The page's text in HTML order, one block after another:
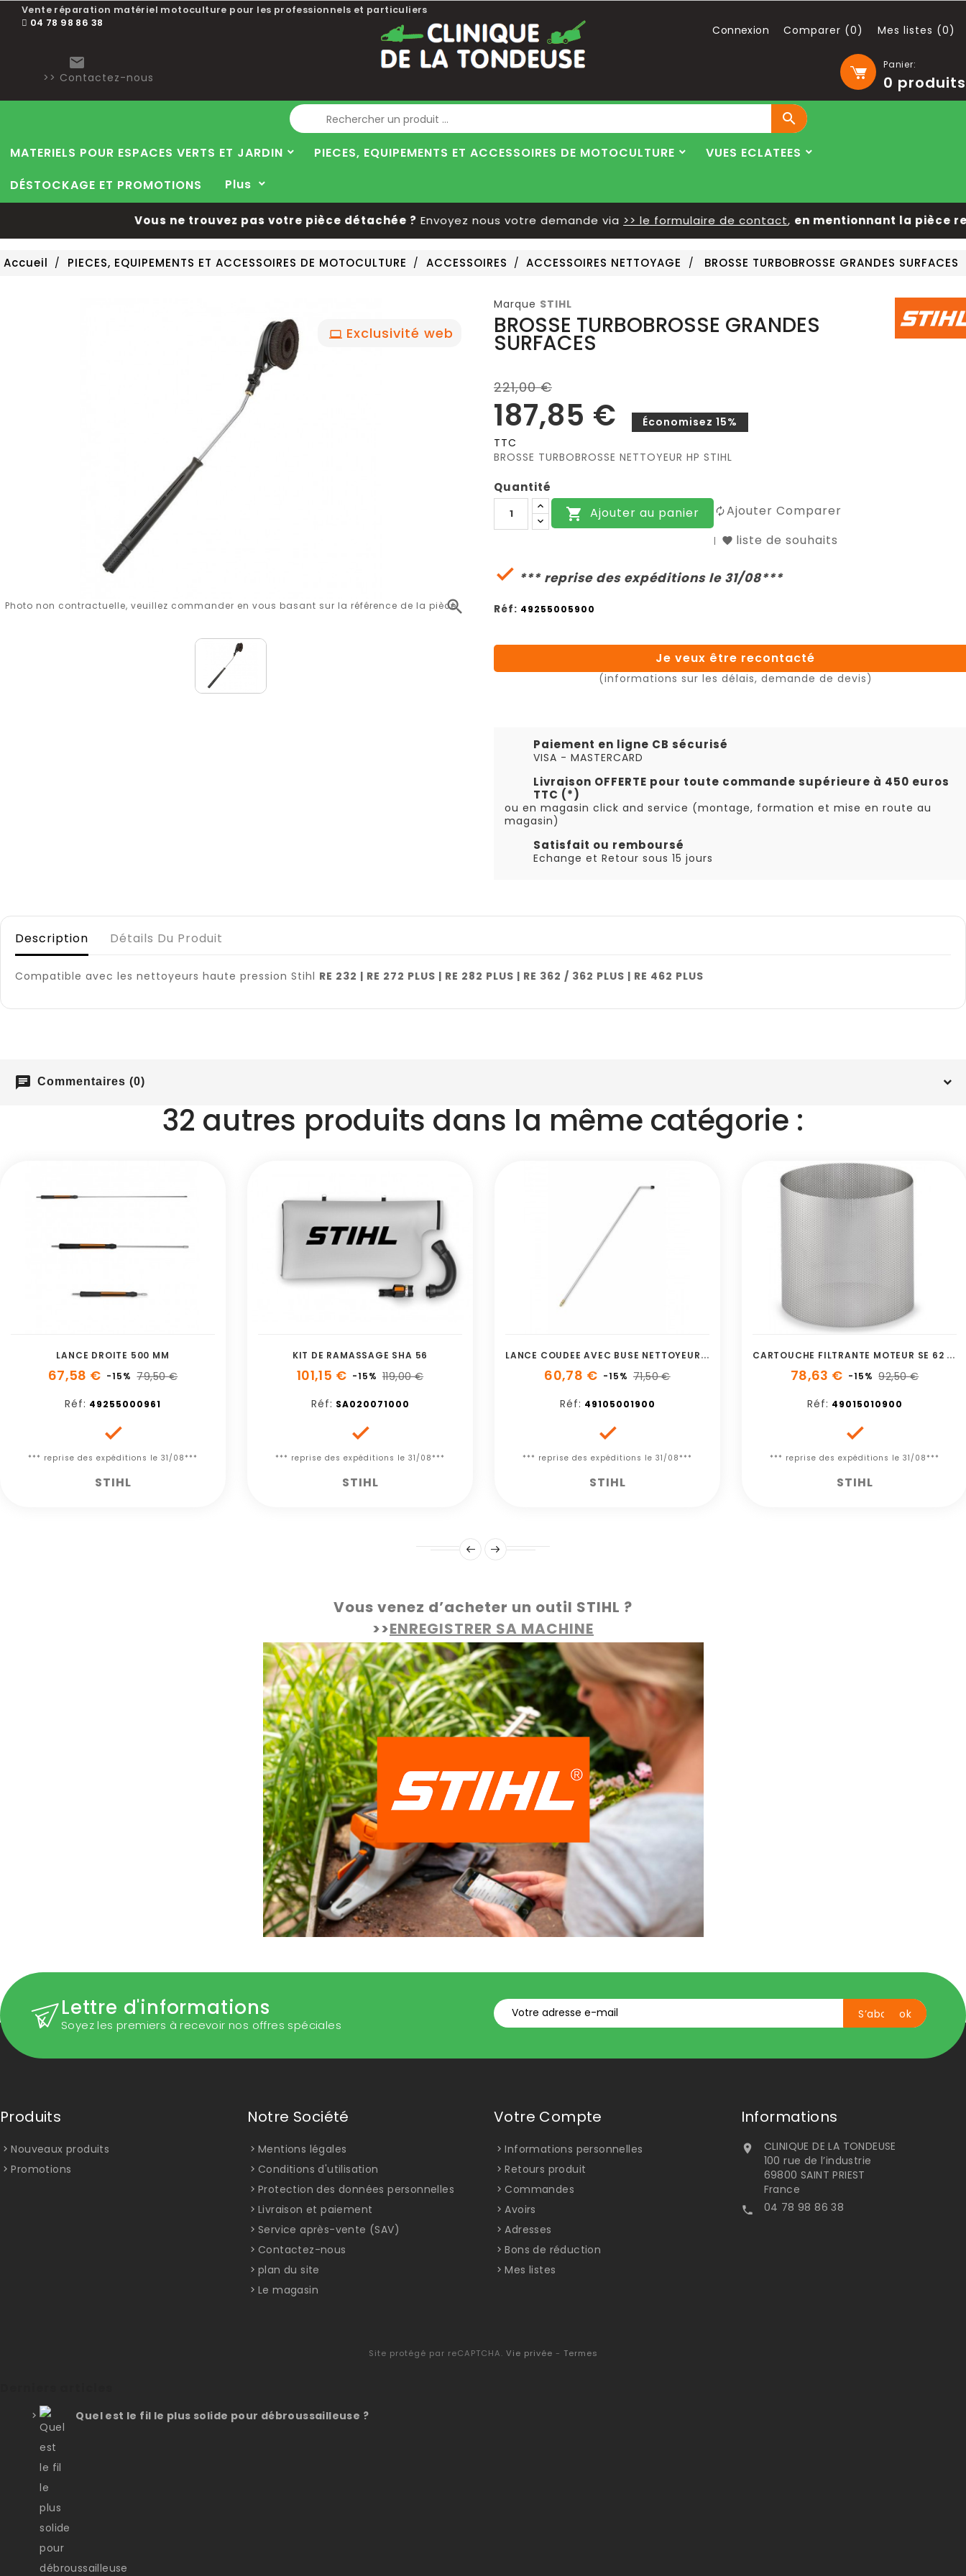
Vente réparation matériel motoculture pour les professionnels et particuliers
04 78 98 86 38
Panier:
0 produits

>> Contactez-nous
Connexion Comparer (0) Mes listes (0)
Blog

MATERIELS POUR ESPACES VERTS ET JARDIN PIECES, EQUIPEMENTS ET ACCESSOIRES DE MOTOCULTURE
VUES ECLATEES
DÉSTOCKAGE ET PROMOTIONS
Plus
Vous ne trouvez pas votre pièce détachée ?Envoyez nous votre demande via>> le formulaire de contact,en mentionnant la pièce
Accueil PIECES, EQUIPEMENTS ET ACCESSOIRES DE MOTOCULTURE ACCESSOIRES ACCESSOIRES NETTOYAGE BROSSE TURBOBROSSE GRANDES SURFACES
Exclusivité web

Photo non contractuelle, veuillez commander en vous basant sur la référence de la pièce
Marque STIHL
BROSSE TURBOBROSSE GRANDES
SURFACES
221,00 €
187,85 €
Économisez 15%
TTC
BROSSE TURBOBROSSE NETTOYEUR HP STIHL
Quantité
 Ajouter au panier
Ajouter Comparer
liste de souhaits
 *** reprise des expéditions le 31/08***
Réf: 49255005900
Je veux être recontacté
(informations sur les délais, demande de devis)
Paiement en ligne CB sécurisé
VISA - MASTERCARD
Livraison OFFERTE pour toute commande supérieure à 450 euros
TTC (*)
ou en magasin click and service (montage, formation et mise en route au
magasin)
Satisfait ou remboursé
Echange et Retour sous 15 jours
Description Détails Du Produit
Compatible avec les nettoyeurs haute pression Stihl RE 232 | RE 272 PLUS | RE 282 PLUS | RE 362 / 362 PLUS | RE 462 PLUS
chat Commentaires (0)
32 autres produits dans la même catégorie :
LANCE DROITE 500 MM
67,58 € -15% 79,50 €
Réf: 49255000961

*** reprise des expéditions le 31/08***
STIHL
KIT DE RAMASSAGE SHA 56
101,15 € -15% 119,00 €
Réf: SA020071000

*** reprise des expéditions le 31/08***
STIHL
L
ANCE COUDEE AVEC BUSE NETTOYEUR HAUTE PRESSION
60,78 € -15% 71,50 €
Réf: 49105001900

*** reprise des expéditions le 31/08***
STIHL
C
ARTOUCHE FILTRANTE MOTEUR SE 62 - SE 122E
78,63 € -15% 92,50 €
Réf: 49015010900

*** reprise des expéditions le 31/08***
STIHL
Vous venez d’acheter un outil STIHL ?
>>ENREGISTRER SA MACHINE
Lettre d'informations
Soyez les premiers à recevoir nos offres spéciales
Produits
Nouveaux produits
Promotions
Notre Société
Mentions légales
Conditions d'utilisation
Protection des données personnelles
Livraison et paiement
Service après-vente (SAV)
Contactez-nous
plan du site
Le magasin
Votre Compte
Informations personnelles
Retours produit
Commandes
Avoirs
Adresses
Bons de réduction
Mes listes
Informations

CLINIQUE DE LA TONDEUSE
100 rue de l’industrie
69800 SAINT PRIEST
France
 04 78 98 86 38
Site protégé par reCAPTCHA. Vie privée - Termes
Quel est le fil le plus solide pour débroussailleuse ?